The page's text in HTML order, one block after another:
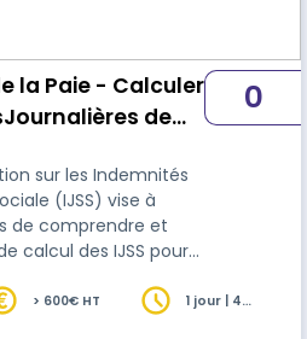
la Paie - Calculer
de
sur les Indemnités
(IJSS) vise à
de comprendre et
calcul des IJSS pour
Les participants
0
> 600€ HT
1 jour | 4